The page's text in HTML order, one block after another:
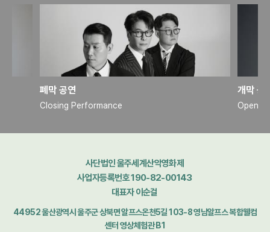
폐막 공연
Closing Performance
개막 공
사단법인 울주세계산악영화제
사업자등록번호 190-82-00143
대표자 이순걸
44952 울산광역시 울주군 상북면 알프스온천5길 103-8 영남알프스 복합웰컴
센터 영상체험관 B1